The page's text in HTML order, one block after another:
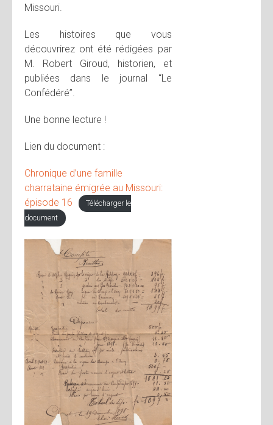
Missouri.
Les histoires que vous
découvrirez ont été rédigées par
M. Robert Giroud, historien, et
publiées dans le journal “Le
Confédéré”.
Une bonne lecture !
Lien du document :
Chronique d’une famille
charrataine émigrée au Missouri:
épisode 16
Télécharger le
document